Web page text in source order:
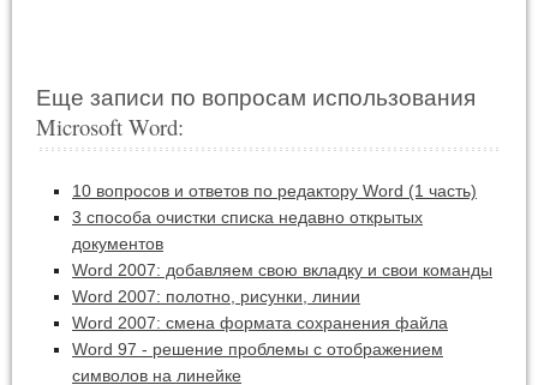
Еще записи по вопросам использования
Microsoft Word:
10 вопросов и ответов по редактору Word (1 часть)
3 способа очистки списка недавно открытых
документов
Word 2007: добавляем свою вкладку и свои команды
Word 2007: полотно, рисунки, линии
Word 2007: смена формата сохранения файла
Word 97 - решение проблемы с отображением
символов на линейке